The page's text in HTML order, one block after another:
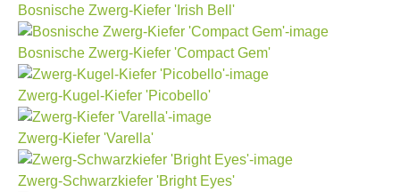
Bosnische Zwerg-Kiefer 'Irish Bell'
Bosnische Zwerg-Kiefer 'Compact Gem'
Zwerg-Kugel-Kiefer 'Picobello'
Zwerg-Kiefer 'Varella'
Zwerg-Schwarzkiefer 'Bright Eyes'